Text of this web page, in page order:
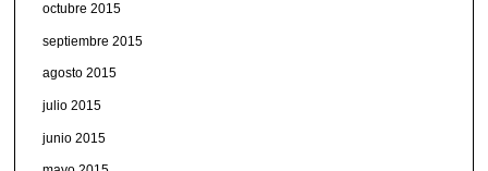
octubre 2015
septiembre 2015
agosto 2015
julio 2015
junio 2015